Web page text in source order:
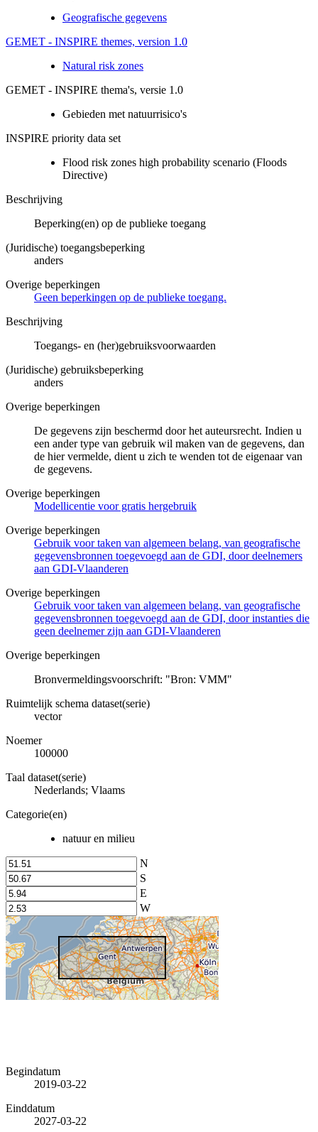
Geografische gegevens
GEMET - INSPIRE themes, version 1.0
Natural risk zones
GEMET - INSPIRE thema's, versie 1.0
Gebieden met natuurrisico's
INSPIRE priority data set
Flood risk zones high probability scenario (Floods
Directive)
Beschrijving
Beperking(en) op de publieke toegang
(Juridische) toegangsbeperking
anders
Overige beperkingen
Geen beperkingen op de publieke toegang.
Beschrijving
Toegangs- en (her)gebruiksvoorwaarden
(Juridische) gebruiksbeperking
anders
Overige beperkingen
De gegevens zijn beschermd door het auteursrecht. Indien u
een ander type van gebruik wil maken van de gegevens, dan
de hier vermelde, dient u zich te wenden tot de eigenaar van
de gegevens.
Overige beperkingen
Modellicentie voor gratis hergebruik
Overige beperkingen
Gebruik voor taken van algemeen belang, van geografische
gegevensbronnen toegevoegd aan de GDI, door deelnemers
aan GDI-Vlaanderen
Overige beperkingen
Gebruik voor taken van algemeen belang, van geografische
gegevensbronnen toegevoegd aan de GDI, door instanties die
geen deelnemer zijn aan GDI-Vlaanderen
Overige beperkingen
Bronvermeldingsvoorschrift: "Bron: VMM"
Ruimtelijk schema dataset(serie)
vector
Noemer
100000
Taal dataset(serie)
Nederlands; Vlaams
Categorie(en)
natuur en milieu
N
S
E
W
Begindatum
2019-03-22
Einddatum
2027-03-22